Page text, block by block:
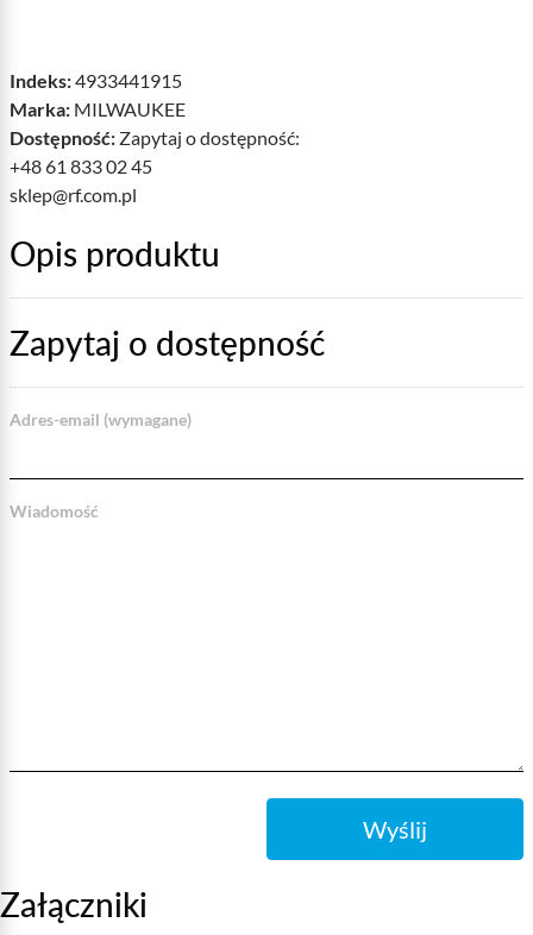
Indeks:4933441915
Marka: MILWAUKEE
Dostępność: Zapytaj o dostępność:
+48 61 833 02 45
sklep@rf.com.pl
Opis produktu
Zapytaj o dostępność
Adres-email (wymagane)
Wiadomość
Wyślij
Załączniki